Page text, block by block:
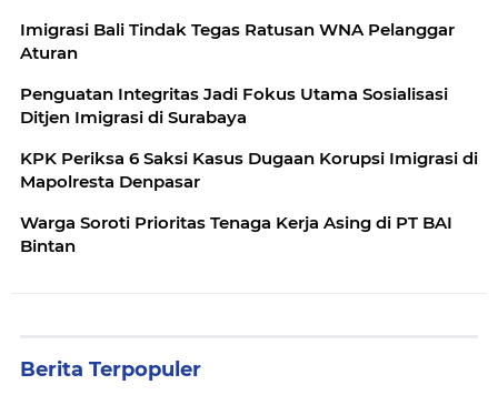
Imigrasi Bali Tindak Tegas Ratusan WNA Pelanggar
Aturan
Penguatan Integritas Jadi Fokus Utama Sosialisasi
Ditjen Imigrasi di Surabaya
KPK Periksa 6 Saksi Kasus Dugaan Korupsi Imigrasi di
Mapolresta Denpasar
Warga Soroti Prioritas Tenaga Kerja Asing di PT BAI
Bintan
Berita Terpopuler